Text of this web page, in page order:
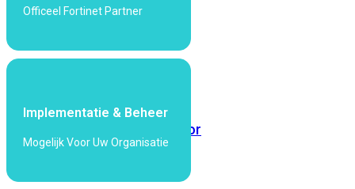
Fi
Outdoor
Officeel Fortinet Partner
Implementatie & Beheer
Mogelijk Voor Uw Organisatie